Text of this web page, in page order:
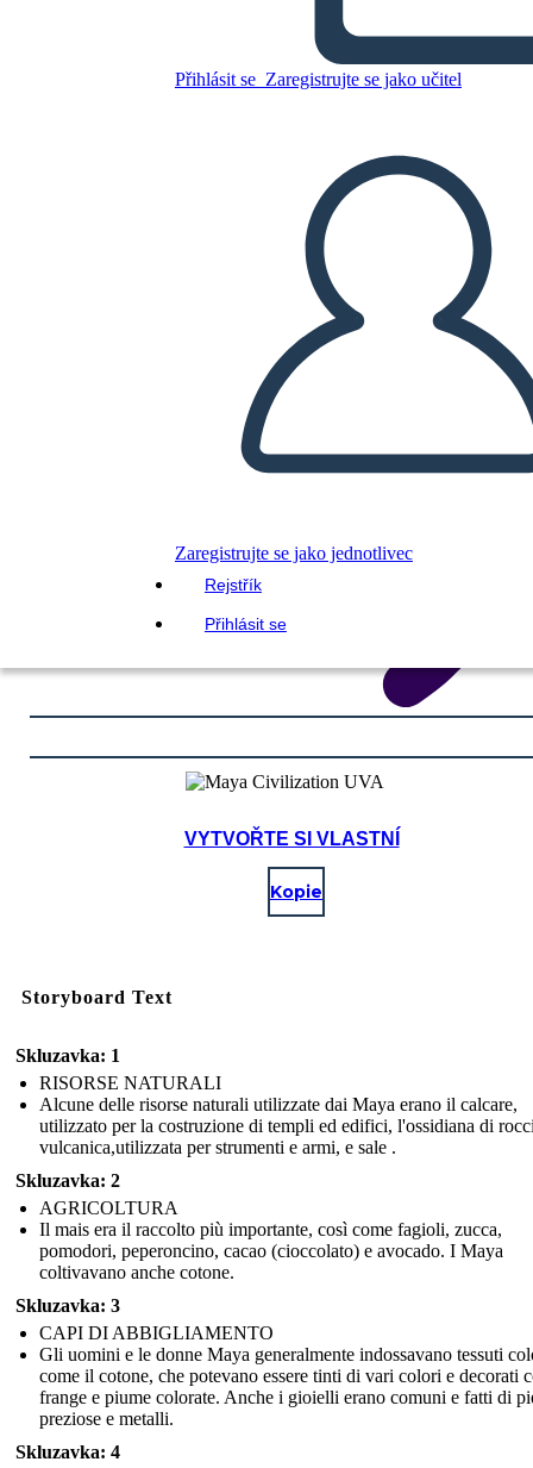
Přihlásit se Zaregistrujte se jako učitel
Zaregistrujte se jako jednotlivec
Rejstřík
Přihlásit se
PŘEHRÁT PREZENTACI
PŘEČTI MI
VYTVOŘTE SI VLASTNÍ
Kopie
Storyboard Text
Skluzavka: 1
RISORSE NATURALI
Alcune delle risorse naturali utilizzate dai Maya erano il calcare,
utilizzato per la costruzione di templi ed edifici, l'ossidiana di
vulcanica,utilizzata per strumenti e armi, e sale .
Skluzavka: 2
AGRICOLTURA
Il mais era il raccolto più importante, così come fagioli, zucca,
pomodori, peperoncino, cacao (cioccolato) e avocado. I Maya
coltivavano anche cotone.
Skluzavka: 3
CAPI DI ABBIGLIAMENTO
Gli uomini e le donne Maya generalmente indossavano tessuti
come il cotone, che potevano essere tinti di vari colori e decorati
frange e piume colorate. Anche i gioielli erano comuni e fatti di
preziose e metalli.
Skluzavka: 4